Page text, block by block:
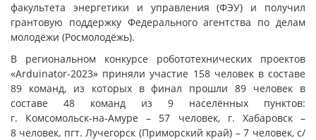
факультета энергетики и управления (ФЭУ) и получил
грантовую поддержку Федерального агентства по делам
молодёжи (Росмолодёжь).
В региональном конкурсе робототехнических проектов
«Arduinator-2023» приняли участие 158 человек в составе
89 команд, из которых в финал прошли 89 человек в
составе 48 команд из 9 населённых пунктов:
г. Комсомольск-на-Амуре – 57 человек, г. Хабаровск –
8 человек, пгт. Лучегорск (Приморский край) – 7 человек, с/